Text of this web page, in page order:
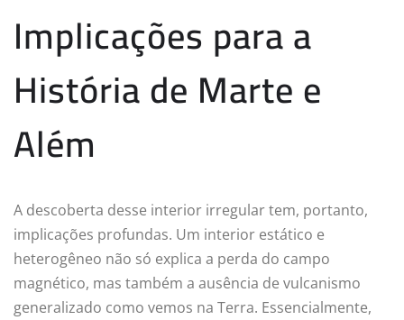
Implicações para a
História de Marte e
Além
A descoberta desse interior irregular tem, portanto,
implicações profundas. Um interior estático e
heterogêneo não só explica a perda do campo
magnético, mas também a ausência de vulcanismo
generalizado como vemos na Terra. Essencialmente,